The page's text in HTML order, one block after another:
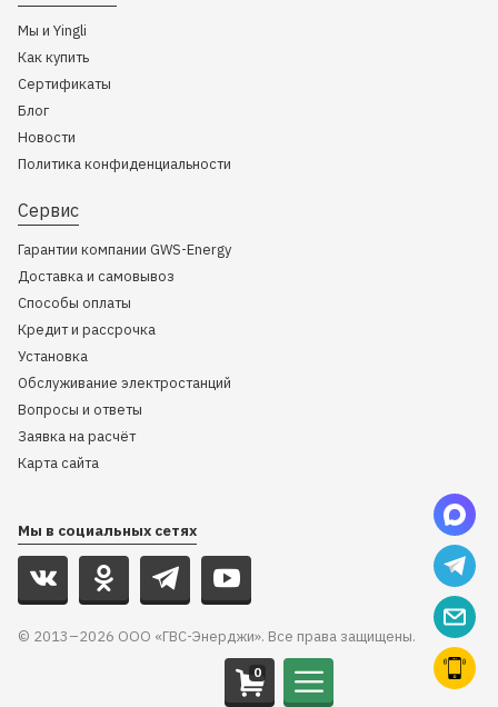
Мы и Yingli
Как купить
Сертификаты
Блог
Новости
Политика конфиденциальности
Сервис
Гарантии компании GWS-Energy
Доставка и самовывоз
Способы оплаты
Кредит и рассрочка
Установка
Обслуживание электростанций
Вопросы и ответы
Заявка на расчёт
Карта сайта
Мы в социальных сетях
© 2013–2026 ООО «ГВС-Энерджи». Все права защищены.
0